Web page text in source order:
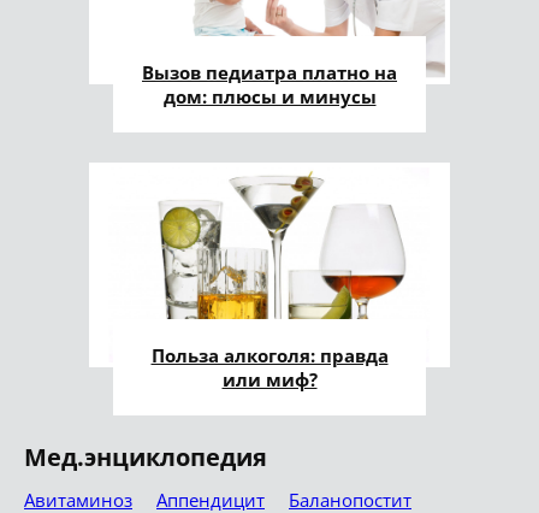
Вызов педиатра платно на
дом: плюсы и минусы
Польза алкоголя: правда
или миф?
Мед.энциклопедия
Авитаминоз Аппендицит
Баланопостит